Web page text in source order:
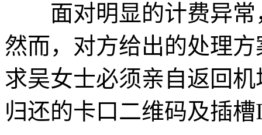
面对明显的计费异常
然而，对方给出的处理
求吴女士必须亲自返回
归还的卡口二维码及插